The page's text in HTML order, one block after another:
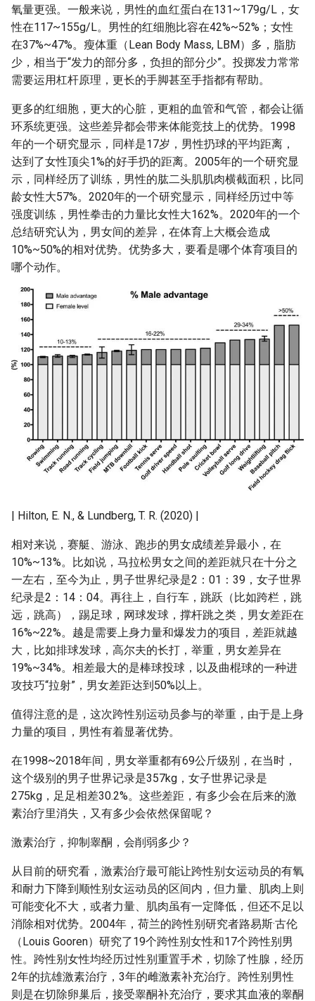
氧量更强。一般来说，男性的血红蛋白在131~179g/L，女
性在117~155g/L。男性的红细胞比容在42%~52%；女性
在37%~47%。瘦体重（Lean Body Mass, LBM）多，脂肪
少，相当于“发力的部分多，负担的部分少”。投掷发力常常
需要运用杠杆原理，更长的手脚甚至手指都有帮助。
更多的红细胞，更大的心脏，更粗的血管和气管，都会让循
环系统更强。这些差异都会带来体能竞技上的优势。1998
年的一个研究显示，同样是17岁，男性扔球的平均距离，
达到了女性顶尖1%的好手扔的距离。2005年的一个研究显
示，同样经历了训练，男性的肱二头肌肌肉横截面积，比同
龄女性大57%。2020年的一个研究显示，同样经历过中等
强度训练，男性拳击的力量比女性大162%。2020年的一个
总结研究认为，男女间的差异，在体育上大概会造成
10%~50%的相对优势。优势多大，要看是哪个体育项目的
哪个动作。
| Hilton, E. N., & Lundberg, T. R. (2020) |
相对来说，赛艇、游泳、跑步的男女成绩差异最小，在
10%~13%。比如说，马拉松男女之间的差距就只在十分之
一左右，至今为止，男子世界纪录是2：01：39，女子世界
纪录是2：14：04。再往上，自行车，跳跃（比如跨栏，跳
远，跳高），踢足球，网球发球，撑杆跳之类，男女差距在
16%~22%。越是需要上身力量和爆发力的项目，差距就越
大，比如排球发球，高尔夫的长打，举重，男女差异在
19%~34%。相差最大的是棒球投球，以及曲棍球的一种进
攻技巧“拉射”，男女差距达到50%以上。
值得注意的是，这次跨性别运动员参与的举重，由于是上身
力量的项目，男性有着显著优势。
在1998~2018年间，男女举重都有69公斤级别，在当时，
这个级别的男子世界记录是357kg，女子世界记录是
275kg，足足相差30.2%。这些差距，有多少会在后来的激
素治疗里消失，又有多少会依然保留呢？
激素治疗，抑制睾酮，会削弱多少？
从目前的研究看，激素治疗最可能让跨性别女运动员的有氧
和耐力下降到顺性别女运动员的区间内，但力量、肌肉上则
可能变化不大，或者力量、肌肉虽有一定降低，但还不足以
消除相对优势。2004年，荷兰的跨性别研究者路易斯·古伦
（Louis Gooren）研究了19个跨性别女性和17个跨性别男
性。跨性别女性均经历过性别重置手术，切除了性腺，经历
2年的抗雄激素治疗，3年的雌激素补充治疗。跨性别男性
则是在切除卵巢后，接受睾酮补充治疗，要求其血液的睾酮